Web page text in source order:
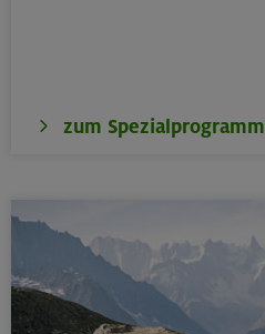
zum Spezialprogramm